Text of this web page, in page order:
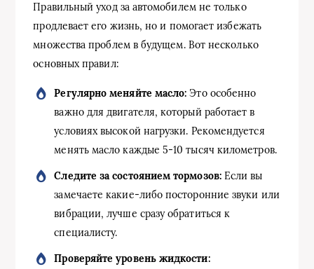
Правильный уход за автомобилем не только
продлевает его жизнь, но и помогает избежать
множества проблем в будущем. Вот несколько
основных правил:
Регулярно меняйте масло: Это особенно
важно для двигателя, который работает в
условиях высокой нагрузки. Рекомендуется
менять масло каждые 5-10 тысяч километров.
Следите за состоянием тормозов:Если вы
замечаете какие-либо посторонние звуки или
вибрации, лучше сразу обратиться к
специалисту.
Проверяйте уровень жидкости: